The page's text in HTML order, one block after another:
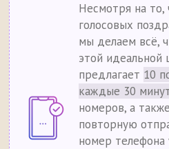
Несмотря на то,
голосовых
мы делаем всё,
этой идеальной
предлагает 10
каждые 30
номеров, а
повторную
номер телефона